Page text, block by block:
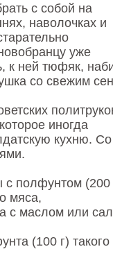
с собой на
наволочках и
уже
к ней тюфяк,
со свежим
иногда
кухню. Со
полфунтом (200
мяса,
с маслом или
(100 г)